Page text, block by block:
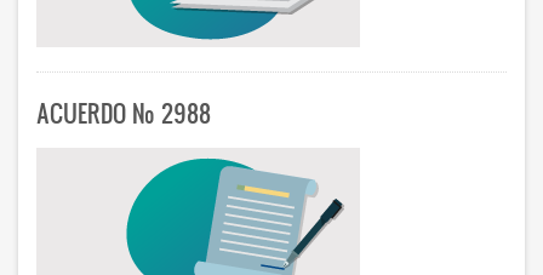
ACUERDO Nº 2988